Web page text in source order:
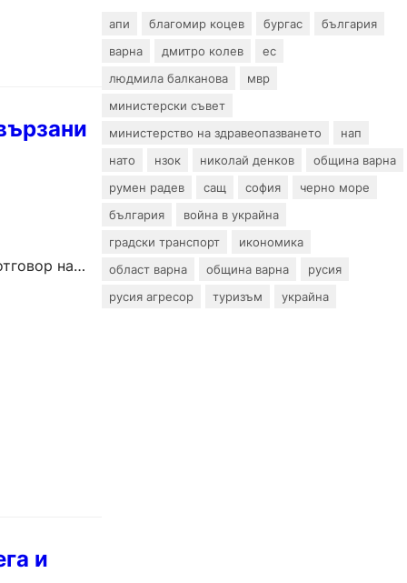
на
и
апи благомир коцев бургас
българия
варна
дмитро колев
ес
людмила балканова
мвр
министерски съвет
министерство на здравеопазването
нап
нато
нзок николай денков
община варна
румен радев
сащ софия
черно море
българия
война в украйна
градски транспорт
икономика
област варна
община варна
русия
русия агресор
туризъм украйна